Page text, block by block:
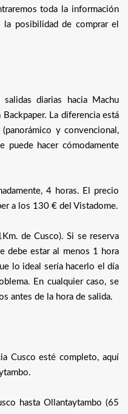
toda la información
posibilidad de comprar el
diarias hacia Machu
La diferencia está
y convencional,
puede hacer cómodamente
4 horas. El precio
a los 130 € del Vistadome.
de Cusco). Si se reserva
debe estar al menos 1 hora
lo ideal sería hacerlo el día
En cualquier caso, se
antes de la hora de salida.
Cusco esté completo, aquí
hasta Ollantaytambo (65